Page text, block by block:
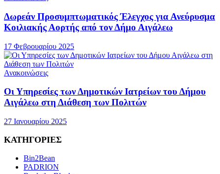
Δωρεάν Προσυμπτωματικός Έλεγχος για Ανεύρυσμα
Κοιλιακής Αορτής από τον Δήμο Αιγάλεω
17 Φεβρουαρίου 2025
Ανακοινώσεις
Οι Υπηρεσίες των Δημοτικών Ιατρείων του Δήμου
Αιγάλεω στη Διάθεση των Πολιτών
27 Ιανουαρίου 2025
ΚΑΤΗΓΟΡΙΕΣ
Bin2Bean
PADRION